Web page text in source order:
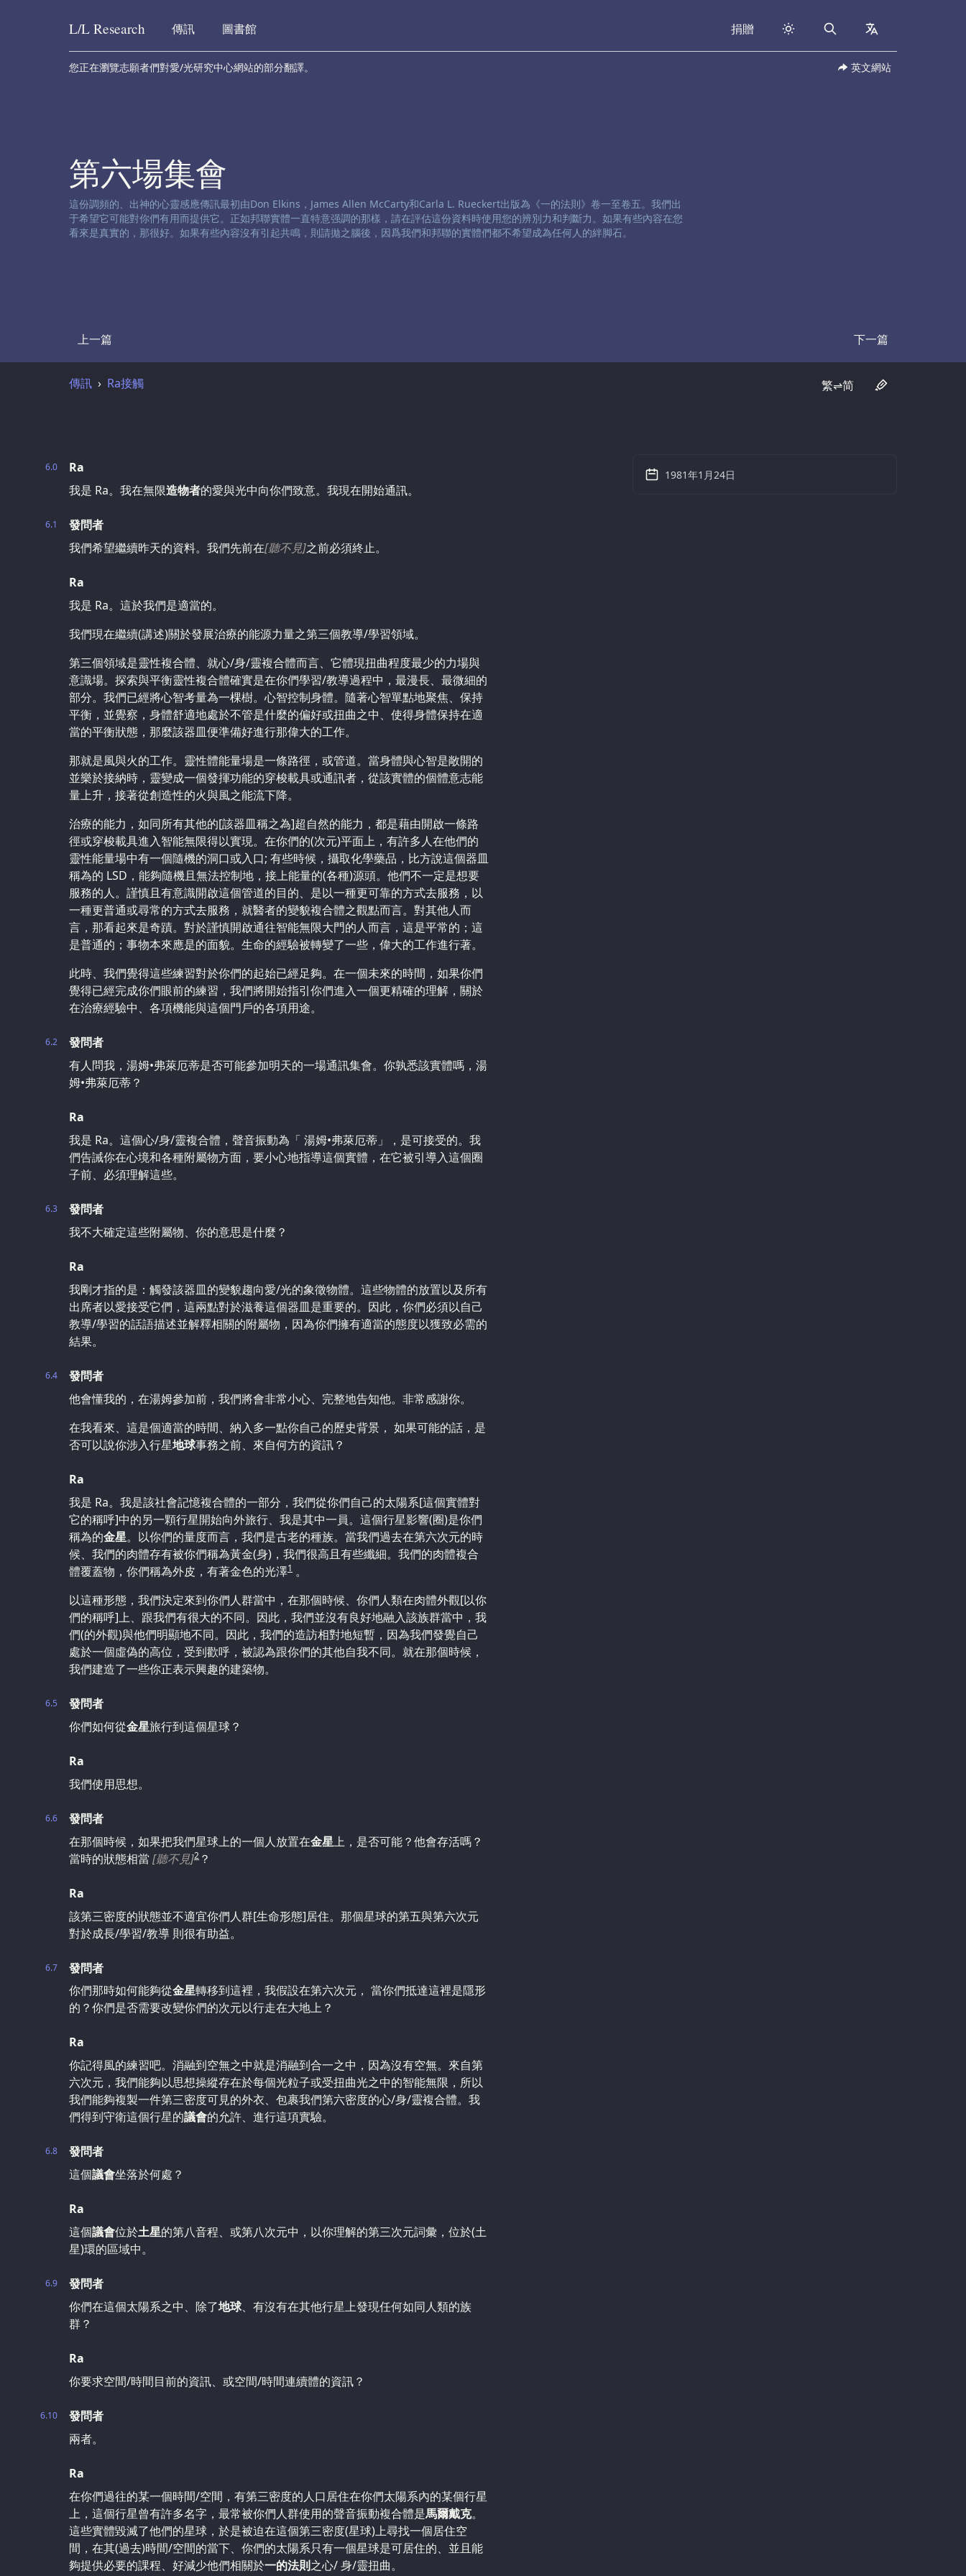
Skip to content
L/L Research 傳訊 圖書館 捐贈 Search collapsed
您正在瀏覽志願者們對愛/光研究中心網站的部分翻譯。 英文網站
第六場集會
渠道免责声明:
這份調頻的、出神的心靈感應傳訊最初由Don Elkins，James Allen McCarty和Carla L. Rueckert出版為《一的法則》卷一至卷五。我們出
于希望它可能對你們有用而提供它。正如邦聯實體一直特意强調的那樣，請在評估這份資料時使用您的辨別力和判斷力。如果有些內容在您
看來是真實的，那很好。如果有些內容沒有引起共鳴，則請拋之腦後，因爲我們和邦聯的實體們都不希望成為任何人的絆脚石。
上一篇
Transcript 下一篇
Transcript
傳訊 Ra接觸 繁⇌简
6.0
Ra
我是 Ra。我在無限造物者的愛與光中向你們致意。我現在開始通訊。
6.1
發問者
我們希望繼續昨天的資料。我們先前在[聽不見]之前必須終止。
Ra
我是 Ra。這於我們是適當的。
我們現在繼續(講述)關於發展治療的能源力量之第三個教導/學習領域。
第三個領域是靈性複合體、就心/身/靈複合體而言、它體現扭曲程度最少的力場與
意識場。探索與平衡靈性複合體確實是在你們學習/教導過程中，最漫長、最微細的
部分。我們已經將心智考量為一棵樹。心智控制身體。隨著心智單點地聚焦、保持
平衡，並覺察，身體舒適地處於不管是什麼的偏好或扭曲之中、使得身體保持在適
當的平衡狀態，那麼該器皿便準備好進行那偉大的工作。
那就是風與火的工作。靈性體能量場是一條路徑，或管道。當身體與心智是敞開的
並樂於接納時，靈變成一個發揮功能的穿梭載具或通訊者，從該實體的個體意志能
量上升，接著從創造性的火與風之能流下降。
治療的能力，如同所有其他的[該器皿稱之為]超自然的能力，都是藉由開啟一條路
徑或穿梭載具進入智能無限得以實現。在你們的(次元)平面上，有許多人在他們的
靈性能量場中有一個隨機的洞口或入口; 有些時候，攝取化學藥品，比方說這個器皿
稱為的 LSD，能夠隨機且無法控制地，接上能量的(各種)源頭。他們不一定是想要
服務的人。謹慎且有意識開啟這個管道的目的、是以一種更可靠的方式去服務，以
一種更普通或尋常的方式去服務，就醫者的變貌複合體之觀點而言。對其他人而
言，那看起來是奇蹟。對於謹慎開啟通往智能無限大門的人而言，這是平常的；這
是普通的；事物本來應是的面貌。生命的經驗被轉變了一些，偉大的工作進行著。
此時、我們覺得這些練習對於你們的起始已經足夠。在一個未來的時間，如果你們
覺得已經完成你們眼前的練習，我們將開始指引你們進入一個更精確的理解，關於
在治療經驗中、各項機能與這個門戶的各項用途。
6.2
發問者
有人問我，湯姆•弗萊厄蒂是否可能參加明天的一場通訊集會。你孰悉該實體嗎，湯
姆•弗萊厄蒂？
Ra
我是 Ra。這個心/身/靈複合體，聲音振動為「 湯姆•弗萊厄蒂」，是可接受的。我
們告誡你在心境和各種附屬物方面，要小心地指導這個實體，在它被引導入這個圈
子前、必須理解這些。
6.3
發問者
我不大確定這些附屬物、你的意思是什麼？
Ra
我剛才指的是：觸發該器皿的變貌趨向愛/光的象徵物體。這些物體的放置以及所有
出席者以愛接受它們，這兩點對於滋養這個器皿是重要的。因此，你們必須以自己
教導/學習的話語描述並解釋相關的附屬物，因為你們擁有適當的態度以獲致必需的
結果。
6.4
發問者
他會懂我的，在湯姆參加前，我們將會非常小心、完整地告知他。非常感謝你。
在我看來、這是個適當的時間、納入多一點你自己的歷史背景， 如果可能的話，是
否可以說你涉入行星地球事務之前、來自何方的資訊？
Ra
我是 Ra。我是該社會記憶複合體的一部分，我們從你們自己的太陽系[這個實體對
它的稱呼]中的另一顆行星開始向外旅行、我是其中一員。這個行星影響(圈)是你們
稱為的金星。以你們的量度而言，我們是古老的種族。當我們過去在第六次元的時
候、我們的肉體存有被你們稱為黃金(身)，我們很高且有些纖細。我們的肉體複合
體覆蓋物，你們稱為外皮，有著金色的光澤1 。
以這種形態，我們決定來到你們人群當中，在那個時候、你們人類在肉體外觀[以你
們的稱呼]上、跟我們有很大的不同。因此，我們並沒有良好地融入該族群當中，我
們(的外觀)與他們明顯地不同。因此，我們的造訪相對地短暫，因為我們發覺自己
處於一個虛偽的高位，受到歡呼，被認為跟你們的其他自我不同。就在那個時候，
我們建造了一些你正表示興趣的建築物。
6.5
發問者
你們如何從金星旅行到這個星球？
Ra
我們使用思想。
6.6
發問者
在那個時候，如果把我們星球上的一個人放置在金星上，是否可能？他會存活嗎？
當時的狀態相當 [聽不見]2 ？
Ra
該第三密度的狀態並不適宜你們人群[生命形態]居住。那個星球的第五與第六次元
對於成長/學習/教導 則很有助益。
6.7
發問者
你們那時如何能夠從金星轉移到這裡，我假設在第六次元， 當你們抵達這裡是隱形
的？你們是否需要改變你們的次元以行走在大地上？
Ra
你記得風的練習吧。消融到空無之中就是消融到合一之中，因為沒有空無。來自第
六次元，我們能夠以思想操縱存在於每個光粒子或受扭曲光之中的智能無限，所以
我們能夠複製一件第三密度可見的外衣、包裹我們第六密度的心/身/靈複合體。我
們得到守衛這個行星的議會的允許、進行這項實驗。
6.8
發問者
這個議會坐落於何處？
Ra
這個議會位於土星的第八音程、或第八次元中，以你理解的第三次元詞彙，位於(土
星)環的區域中。
6.9
發問者
你們在這個太陽系之中、除了地球、有沒有在其他行星上發現任何如同人類的族
群？
Ra
你要求空間/時間目前的資訊、或空間/時間連續體的資訊？
6.10
發問者
兩者。
Ra
在你們過往的某一個時間/空間，有第三密度的人口居住在你們太陽系內的某個行星
上，這個行星曾有許多名字，最常被你們人群使用的聲音振動複合體是馬爾戴克。
這些實體毀滅了他們的星球，於是被迫在這個第三密度(星球)上尋找一個居住空
間，在其(過去)時間/空間的當下、你們的太陽系只有一個星球是可居住的、並且能
夠提供必要的課程、好減少他們相關於一的法則之心/ 身/靈扭曲。
1981年1月24日